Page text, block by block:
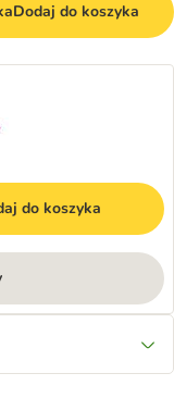
Dodaj do koszyka
do koszyka